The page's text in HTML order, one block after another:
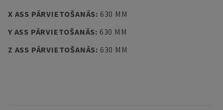
X ASS PĀRVIETOŠANĀS: 630 MM
Y ASS PĀRVIETOŠANĀS: 630 MM
Z ASS PĀRVIETOŠANĀS: 630 MM